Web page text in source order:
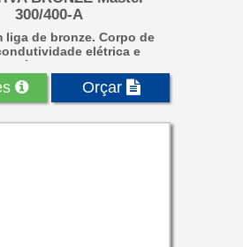
300/400-A
liga de bronze. Corpo de
elétrica e
com dupla fixaç...
Orçar